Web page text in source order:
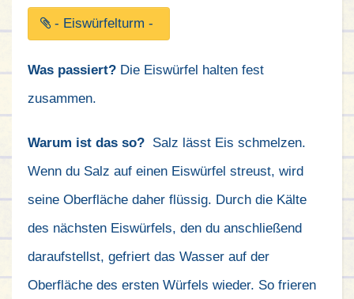
- Eiswürfelturm -
Was passiert? Die Eiswürfel halten fest
zusammen.
Warum ist das so? Salz lässt Eis schmelzen.
Wenn du Salz auf einen Eiswürfel streust, wird
seine Oberfläche daher flüssig. Durch die Kälte
des nächsten Eiswürfels, den du anschließend
daraufstellst, gefriert das Wasser auf der
Oberfläche des ersten Würfels wieder. So frieren